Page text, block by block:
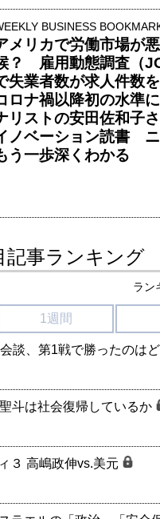
BUSINESS
メリカで労働市場が
？ 雇用動態調査（
失業者数が求人件数を
ロナ禍以降初の水準
リストの安田佐和子
ノベーション読書
う一歩深くわかる
記事ランキング
ラン
1週間
談、第1戦で勝ったのは
斗は社会復帰しているか
３ 高嶋政伸vs.美元